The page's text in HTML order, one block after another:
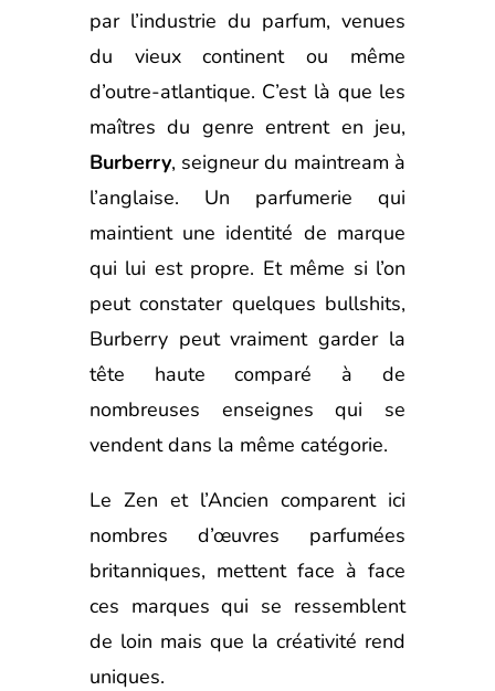
par l’industrie du parfum, venues
du vieux continent ou même
d’outre-atlantique. C’est là que les
maîtres du genre entrent en jeu,
Burberry, seigneur du maintream à
l’anglaise. Un parfumerie qui
maintient une identité de marque
qui lui est propre. Et même si l’on
peut constater quelques bullshits,
Burberry peut vraiment garder la
tête haute comparé à de
nombreuses enseignes qui se
vendent dans la même catégorie.
Le Zen et l’Ancien comparent ici
nombres d’œuvres parfumées
britanniques, mettent face à face
ces marques qui se ressemblent
de loin mais que la créativité rend
uniques.